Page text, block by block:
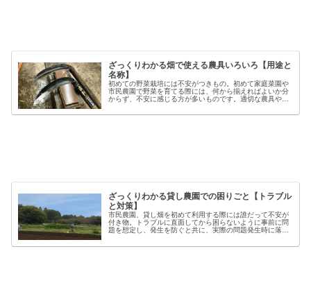
ざっくりわかる畑で使える農具いろいろ【用途と
名称】
初めての野菜栽培には不安がつきもの。初めて家庭菜園や
市民農園で野菜を育てる際には、何から揃えればよいか分
からず、不安に感じる方が多いものです。適切な農具や資
しますが、種類も多く、初心者には...
ざっくりわかる貸し農園での困りごと【トラブル
と対策】
市民農園、貸し畑を初めて利用する際には誰だって不安が
付き物。トラブルに直面してから困らないように事前に問
題を想定し、発生を防ぐと共に、実際の問題発生時に落ち
【困った】と【トラブル】困りごとト...